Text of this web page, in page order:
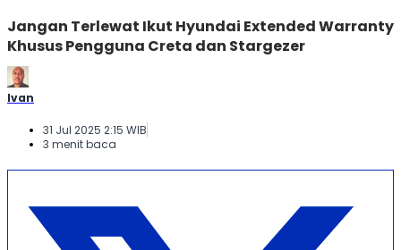
Jangan Terlewat Ikut Hyundai Extended Warranty
Khusus Pengguna Creta dan Stargezer
Ivan
31 Jul 2025 2:15 WIB
3 menit baca